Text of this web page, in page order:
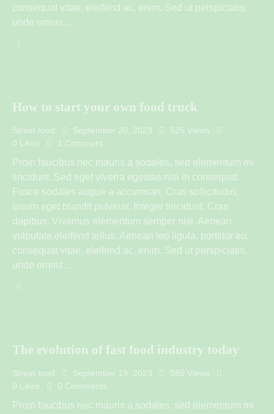
consequat vitae, eleifend ac, enim. Sed ut perspiciatis,
unde omnis…
How to start your own food truck
Street food September 20, 2023 625 Views
0 Likes 1 Comment
Proin faucibus nec mauris a sodales, sed elementum mi
tincidunt. Sed eget viverra egestas nisi in consequat.
Fusce sodales augue a accumsan. Cras sollicitudin,
ipsum eget blandit pulvinar. Integer tincidunt. Cras
dapibus. Vivamus elementum semper nisi. Aenean
vulputate eleifend tellus. Aenean leo ligula, porttitor eu,
consequat vitae, eleifend ac, enim. Sed ut perspiciatis,
unde omnis…
The evolution of fast food industry today
Street food September 19, 2023 585 Views
0 Likes 0 Comments
Proin faucibus nec mauris a sodales, sed elementum mi